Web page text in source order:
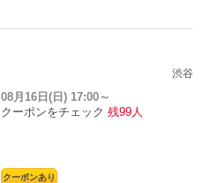
渋谷
08月16日(日) 17:00～
クーポンをチェック 残99人
クーポンあり